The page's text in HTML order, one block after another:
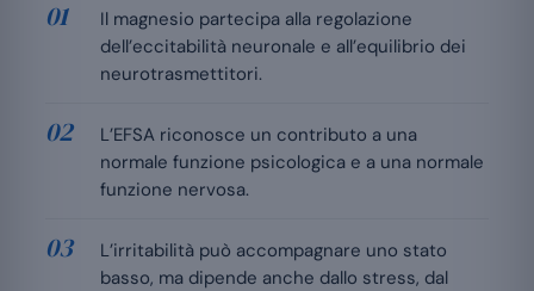
Il magnesio partecipa alla regolazione
dell’eccitabilità neuronale e all’equilibrio dei
neurotrasmettitori.
L’EFSA riconosce un contributo a una
normale funzione psicologica e a una normale
funzione nervosa.
L’irritabilità può accompagnare uno stato
basso, ma dipende anche dallo stress, dal